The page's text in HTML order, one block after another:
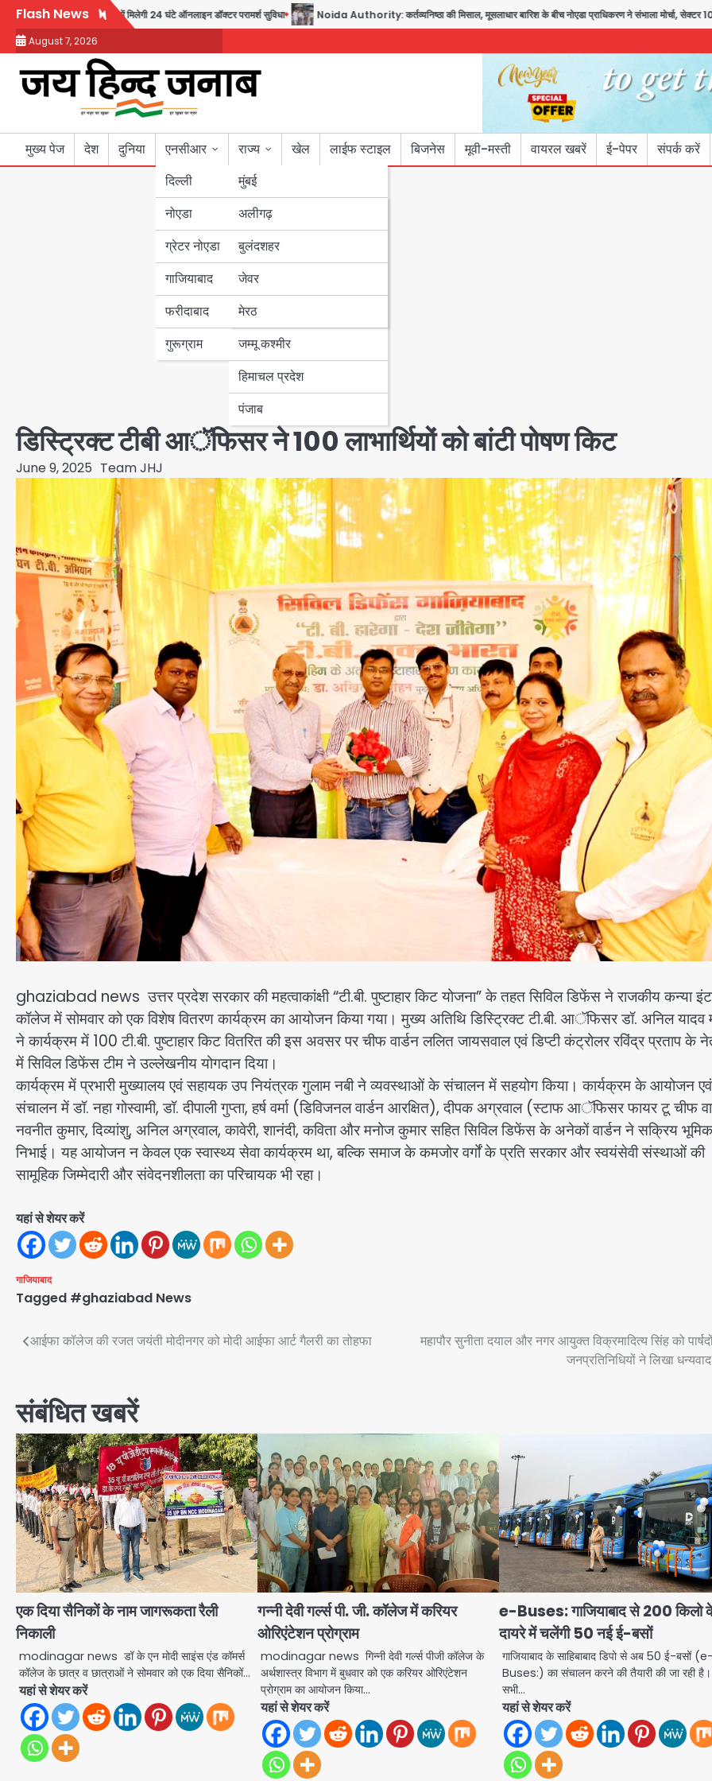
Skip
content
Flash News
सिर्फ 30 रुपये में मिलेगी 24 घंटे ऑनलाइन डॉक्टर परामर्श सुविधा Noida Authority: कर्तव्यनिष्ठा की मिसाल, मूसलाधार बारिश के बीच नोएडा प्राधिकरण ने संभाला मोर्चा, सेक्टर 105
August 7, 2026
मुख्य पेज देश दुनिया
एनसीआर
दिल्ली
नोएडा
ग्रेटर नोएडा
गाजियाबाद
फरीदाबाद
गुरूग्राम
राज्य
मुंबई
उत्तर प्रदेश
अलीगढ़
बुलंदशहर
जेवर
मेरठ
बिहार
पंजाब
हरियाणा
जम्मू कश्मीर
हिमाचल प्रदेश
पंजाब
खेल लाईफ स्टाइल बिजनेस मूवी-मस्ती वायरल खबरें ई-पेपर संपर्क करें
डिस्ट्रिक्ट टीबी आॅफिसर ने 100 लाभार्थियों को बांटी पोषण किट
June 9, 2025 Team JHJ
ghaziabad news उत्तर प्रदेश सरकार की महत्वाकांक्षी “टी.बी. पुष्टाहार किट योजना” के तहत सिविल डिफेंस ने राजकीय कन्या
कॉलेज में सोमवार को एक विशेष वितरण कार्यक्रम का आयोजन किया गया। मुख्य अतिथि डिस्ट्रिक्ट टी.बी. आॅफिसर डॉ. अनिल यादव
ने कार्यक्रम में 100 टी.बी. पुष्टाहार किट वितरित की इस अवसर पर चीफ वार्डन ललित जायसवाल एवं डिप्टी कंट्रोलर रविंद्र प्रताप के
में सिविल डिफेंस टीम ने उल्लेखनीय योगदान दिया।
कार्यक्रम में प्रभारी मुख्यालय एवं सहायक उप नियंत्रक गुलाम नबी ने व्यवस्थाओं के संचालन में सहयोग किया। कार्यक्रम के आयोजन एवं
संचालन में डॉ. नहा गोस्वामी, डॉ. दीपाली गुप्ता, हर्ष वर्मा (डिविजनल वार्डन आरक्षित), दीपक अग्रवाल (स्टाफ आॅफिसर फायर टू चीफ
नवनीत कुमार, दिव्यांशु, अनिल अग्रवाल, कावेरी, शानंदी, कविता और मनोज कुमार सहित सिविल डिफेंस के अनेकों वार्डन ने सक्रिय
निभाई। यह आयोजन न केवल एक स्वास्थ्य सेवा कार्यक्रम था, बल्कि समाज के कमजोर वर्गों के प्रति सरकार और स्वयंसेवी संस्थाओं की
सामूहिक जिम्मेदारी और संवेदनशीलता का परिचायक भी रहा।
यहां से शेयर करें
गाजियाबाद
Tagged #ghaziabad News
Post
आईफा कॉलेज की रजत जयंती मोदीनगर को मोदी आईफा आर्ट गैलरी का तोहफा
महापौर सुनीता दयाल और नगर आयुक्त विक्रमादित्य सिंह को
जनप्रतिनिधियों ने लिखा
संबंधित खबरें
एक दिया सैनिकों के नाम जागरूकता रैली
निकाली
modinagar news डॉ के एन मोदी साइंस एंड कॉमर्स
कॉलेज के छात्र व छात्राओं ने सोमवार को एक दिया सैनिकों…
यहां से शेयर करें
गन्नी देवी गर्ल्स पी. जी. कॉलेज में करियर
ओरिएंटेशन प्रोग्राम
modinagar news गिन्नी देवी गर्ल्स पीजी कॉलेज के
अर्थशास्त्र विभाग में बुधवार को एक करियर ओरिएंटेशन
प्रोग्राम का आयोजन किया…
यहां से शेयर करें
e-Buses: गाजियाबाद से 200 किलो
दायरे में चलेंगी 50 नई ई-बसों
गाजियाबाद के साहिबाबाद डिपो से अब 50 ई-बसों (e-
Buses:) का संचालन करने की तैयारी की जा रही
सभी…
यहां से शेयर करें